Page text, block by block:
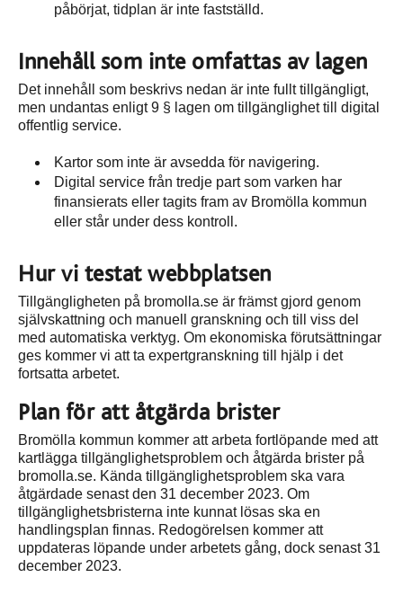
påbörjat, tidplan är inte fastställd.
Innehåll som inte omfattas av lagen
Det innehåll som beskrivs nedan är inte fullt tillgängligt,
men undantas enligt 9 § lagen om tillgänglighet till digital
offentlig service.
Kartor som inte är avsedda för navigering.
Digital service från tredje part som varken har
finansierats eller tagits fram av Bromölla kommun
eller står under dess kontroll.
Hur vi testat webbplatsen
Tillgängligheten på bromolla.se är främst gjord genom
självskattning och manuell granskning och till viss del
med automatiska verktyg. Om ekonomiska förutsättningar
ges kommer vi att ta expertgranskning till hjälp i det
fortsatta arbetet.
Plan för att åtgärda brister
Bromölla kommun kommer att arbeta fortlöpande med att
kartlägga tillgänglighetsproblem och åtgärda brister på
bromolla.se. Kända tillgänglighetsproblem ska vara
åtgärdade senast den 31 december 2023. Om
tillgänglighetsbristerna inte kunnat lösas ska en
handlingsplan finnas. Redogörelsen kommer att
uppdateras löpande under arbetets gång, dock senast 31
december 2023.